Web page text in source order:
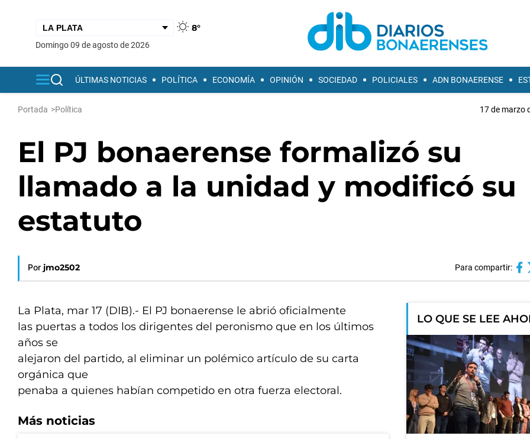
8°
domingo 09 de agosto de 2026
ÚLTIMAS NOTICIAS POLÍTICA ECONOMÍA OPINIÓN SOCIEDAD POLICIALES ADN BONAERENSE
Portada >Política 17 de marzo
El PJ bonaerense formalizó su
llamado a la unidad y modificó su
estatuto
Por jmo2502 Para compartir:
La Plata, mar 17 (DIB).- El PJ bonaerense le abrió oficialmente
las puertas a todos los dirigentes del peronismo que en los últimos
años se
alejaron del partido, al eliminar un polémico artículo de su carta
orgánica que
penaba a quienes habían competido en otra fuerza electoral.
Más noticias
LO QUE SE LEE